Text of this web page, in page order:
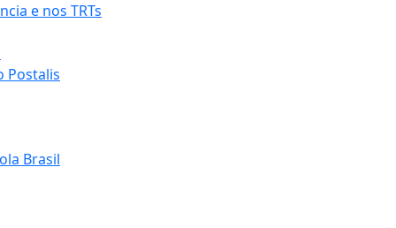
e nos TRTs
Postalis
Brasil